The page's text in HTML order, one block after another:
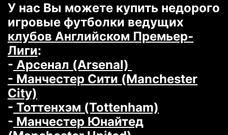
У нас Вы можете купить недорого
игровые футболки ведущих
клубов Английском Премьер-
Лиги:
- Арсенал (Arsenal)
- Манчестер Сити (Manchester
City)
- Тоттенхэм (Tottenham)
- Манчестер Юнайтед